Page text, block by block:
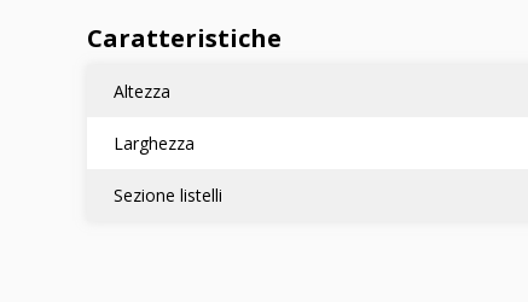
Caratteristiche
Altezza
Larghezza
Sezione listelli